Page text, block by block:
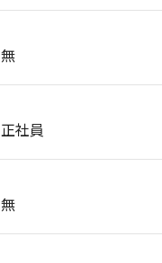
無
正社員
無